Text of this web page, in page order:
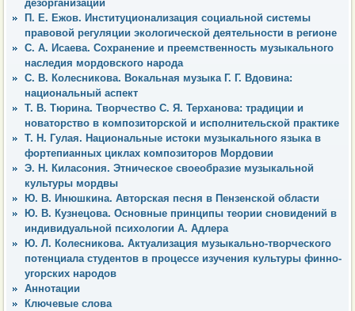
дезорганизации
П. Е. Ежов. Институционализация социальной системы
правовой регуляции экологической деятельности в регионе
С. А. Исаева. Сохранение и преемственность музыкального
наследия мордовского народа
С. В. Колесникова. Вокальная музыка Г. Г. Вдовина:
национальный аспект
Т. В. Тюрина. Творчество С. Я. Терханова: традиции и
новаторство в композиторской и исполнительской практике
Т. Н. Гулая. Национальные истоки музыкального языка в
фортепианных циклах композиторов Мордовии
Э. Н. Киласония. Этническое своеобразие музыкальной
культуры мордвы
Ю. В. Инюшкина. Авторская песня в Пензенской области
Ю. В. Кузнецова. Основные принципы теории сновидений в
индивидуальной психологии А. Адлера
Ю. Л. Колесникова. Актуализация музыкально-творческого
потенциала студентов в процессе изучения культуры финно-
угорских народов
Аннотации
Ключевые слова